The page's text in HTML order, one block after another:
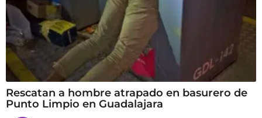
Rescatan a hombre atrapado en basurero de
Punto Limpio en Guadalajara